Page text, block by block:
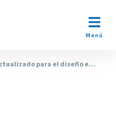
Open
Menú
para el diseño e...